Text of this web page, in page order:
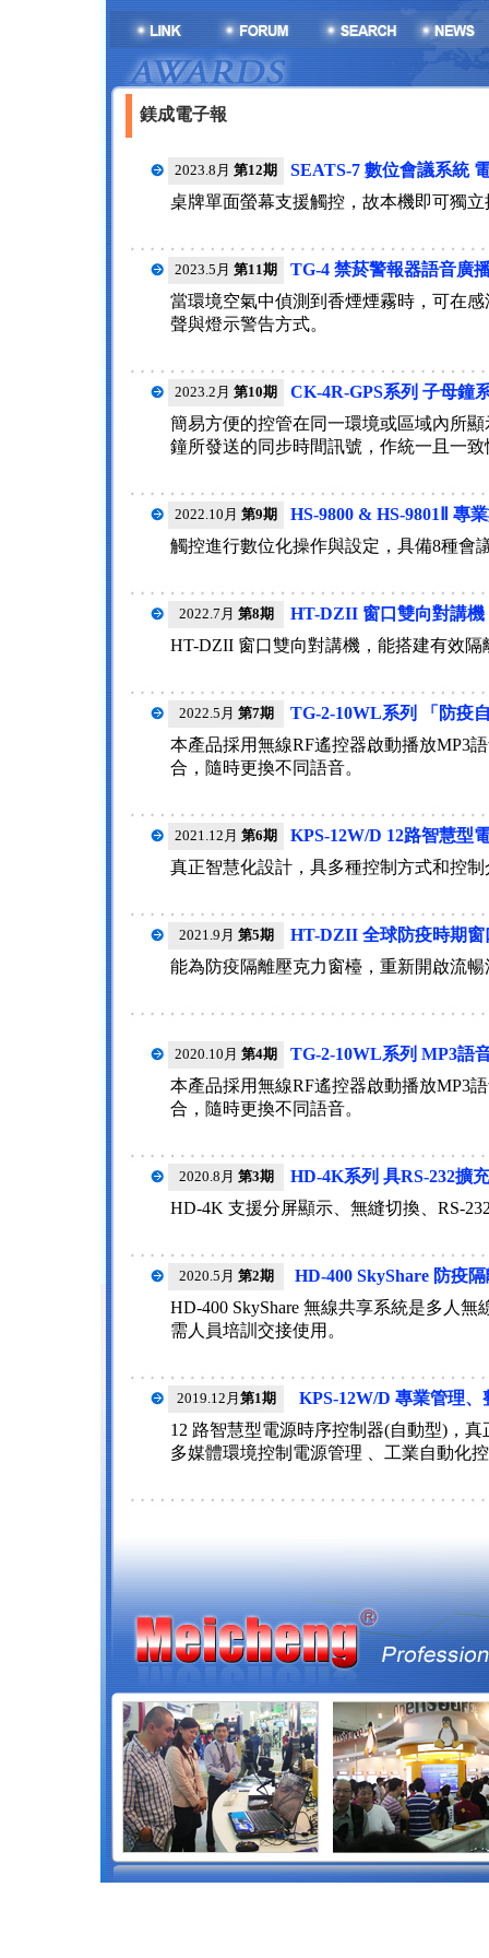
鎂成電子報
2023.8月 第12期
SEATS-7 數位會議系統
桌牌單面螢幕支援觸控，故本機即可獨
2023.5月 第11期
TG-4 禁菸警報器語音廣
當環境空氣中偵測到香煙煙霧時，可在
聲與燈示警告方式。
2023.2月 第10期
CK-4R-GPS系列 子母鐘
簡易方便的控管在同一環境或區域內所
鐘所發送的同步時間訊號，作統一且一
2022.10月 第9期
HS-9800 & HS-9801Ⅱ 專
觸控進行數位化操作與設定，具備8種會
2022.7月 第8期
HT-DZII 窗口雙向對講
HT-DZII 窗口雙向對講機，能搭建有效
2022.5月 第7期
TG-2-10WL系列 「防疫
本產品採用無線RF遙控器啟動播放MP3
合，隨時更換不同語音。
2021.12月 第6期
KPS-12W/D 12路智慧型
真正智慧化設計，具多種控制方式和控制
2021.9月 第5期
HT-DZII 全球防疫時期窗
能為防疫隔離壓克力窗檯，重新開啟流
2020.10月 第4期
TG-2-10WL系列 MP3語
本產品採用無線RF遙控器啟動播放MP3
合，隨時更換不同語音。
2020.8月 第3期
HD-4K系列 具RS-232擴
HD-4K 支援分屏顯示、無縫切換、RS-
2020.5月 第2期
HD-400 SkyShare 防疫
HD-400 SkyShare 無線共享系統是多人
需人員培訓交接使用。
2019.12月 第1期
KPS-12W/D 專業管理
12 路智慧型電源時序控制器(自動型)，
多媒體環境控制電源管理 、工業自動化